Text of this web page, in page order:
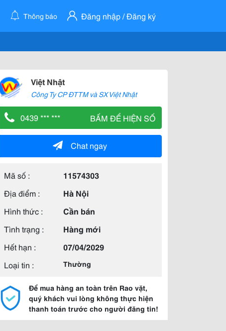
Thông báo Đăng nhập / Đăng ký
Việt Nhật
Công Ty CP ĐTTM và SX Việt Nhật
0439 *** *** BẤM ĐỂ HIỆN SỐ
Chat ngay
Mã số :
11574303
Địa điểm :
Hà Nội
Hình thức :
Cần bán
Tình trạng :
Hàng mới
Hết hạn :
07/04/2029
Loại tin :
Thường
Để mua hàng an toàn trên Rao vặt,
quý khách vui lòng không thực hiện
thanh toán trước cho người đăng tin!